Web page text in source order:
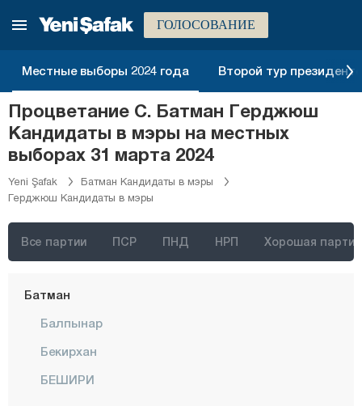
ГОЛОСОВАНИЕ
Местные выборы 2024 года Второй тур
Процветание С. Батман Герджюш
Кандидаты в мэры на местных
выборах 31 марта 2024
Yeni Şafak
Батман Кандидаты в мэры
Герджюш Кандидаты в мэры
Все партии ПСР ПНД НРП Хорошая партия
Агры
Амасья
Анталия
Ардахан
Артвин
Айдын
Бартын
Батман
Балпынар
Бекирхан
БЕШИРИ